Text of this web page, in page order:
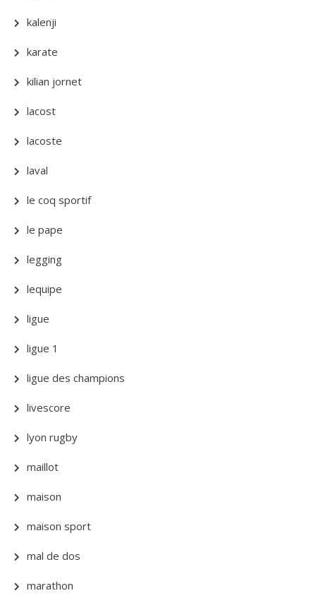
kalenji
karate
kilian jornet
lacost
lacoste
laval
le coq sportif
le pape
legging
lequipe
ligue
ligue 1
ligue des champions
livescore
lyon rugby
maillot
maison
maison sport
mal de dos
marathon